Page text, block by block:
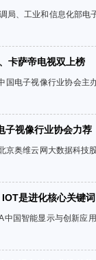
局、工业和信息化部电
卡萨帝电视双上榜
国电子视像行业协会主
子视像行业协会力荐
京奥维云网大数据科技
是进化核心关键词
中国智能显示与创新应